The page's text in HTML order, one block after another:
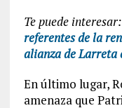
Te puede
referentes de la
alianza de Larreta
En último lugar,
amenaza que